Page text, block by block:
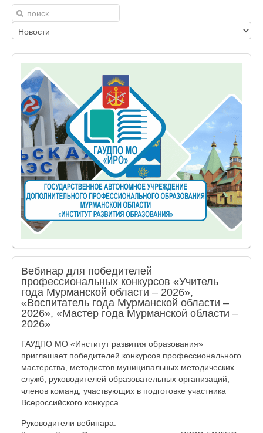
Вебинар для победителей
профессиональных конкурсов «Учитель
года Мурманской области – 2026»,
«Воспитатель года Мурманской области –
2026», «Мастер года Мурманской области –
2026»
ГАУДПО МО «Институт развития образования»
приглашает победителей конкурсов профессионального
мастерства, методистов муниципальных методических
служб, руководителей образовательных организаций,
членов команд, участвующих в подготовке участника
Всероссийского конкурса.
Руководители вебинара: